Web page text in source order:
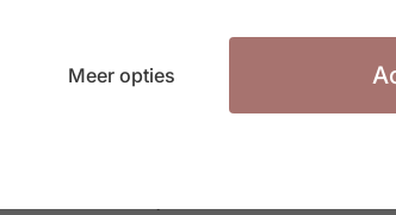
meer te plegen.
zeker in een regio waar de
om duurzamer,
die gemakkelijk aan te
van je kraanwater kan kiezen.
300 meisjes uit een kwetsbare
Meer opties